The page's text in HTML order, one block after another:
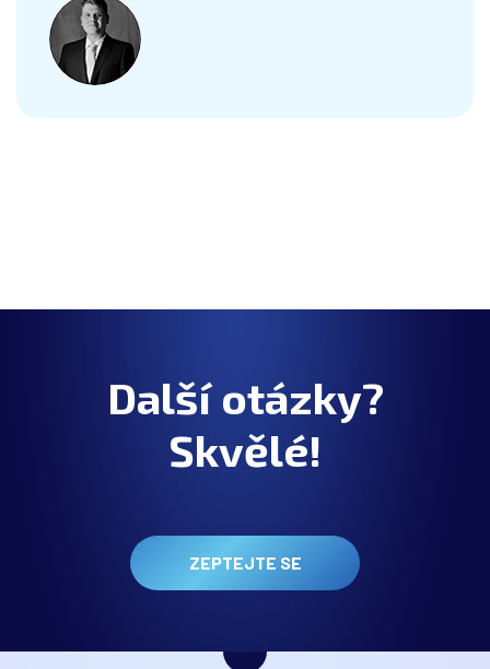
Další otázky?
Skvělé!
ZEPTEJTE SE